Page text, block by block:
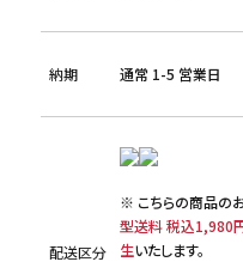
納期 通常 1-5 営業日
配送区分
※ こちらの商品の
型送料 税込1,980
生いたします。